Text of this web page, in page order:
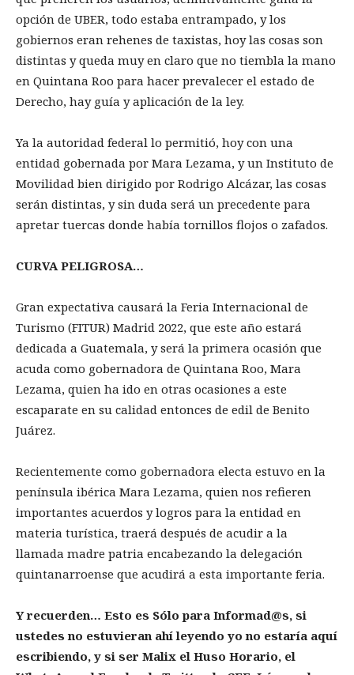
opción de UBER, todo estaba entrampado, y los
gobiernos eran rehenes de taxistas, hoy las cosas son
distintas y queda muy en claro que no tiembla la mano
en Quintana Roo para hacer prevalecer el estado de
Derecho, hay guía y aplicación de la ley.
Ya la autoridad federal lo permitió, hoy con una
entidad gobernada por Mara Lezama, y un Instituto de
Movilidad bien dirigido por Rodrigo Alcázar, las cosas
serán distintas, y sin duda será un precedente para
apretar tuercas donde había tornillos flojos o zafados.
CURVA PELIGROSA…
Gran expectativa causará la Feria Internacional de
Turismo (FITUR) Madrid 2022, que este año estará
dedicada a Guatemala, y será la primera ocasión que
acuda como gobernadora de Quintana Roo, Mara
Lezama, quien ha ido en otras ocasiones a este
escaparate en su calidad entonces de edil de Benito
Juárez.
Recientemente como gobernadora electa estuvo en la
península ibérica Mara Lezama, quien nos refieren
importantes acuerdos y logros para la entidad en
materia turística, traerá después de acudir a la
llamada madre patria encabezando la delegación
quintanarroense que acudirá a esta importante feria.
Y recuerden… Esto es Sólo para Informad@s, si
ustedes no estuvieran ahí leyendo yo no estaría aquí
escribiendo, y si ser Malix el Huso Horario, el